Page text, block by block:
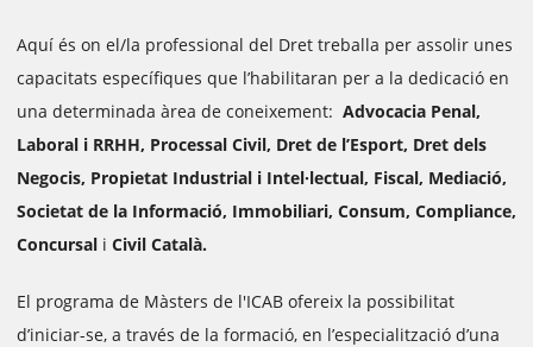
Aquí és on el/la professional del Dret treballa per assolir unes
capacitats específiques que l’habilitaran per a la dedicació en
una determinada àrea de coneixement: Advocacia Penal,
Laboral i RRHH, Processal Civil, Dret de l’Esport, Dret dels
Negocis, Propietat Industrial i Intel·lectual, Fiscal, Mediació,
Societat de la Informació, Immobiliari, Consum, Compliance,
Concursal i Civil Català.
El programa de Màsters de l'ICAB ofereix la possibilitat
d’iniciar-se, a través de la formació, en l’especialització d’una